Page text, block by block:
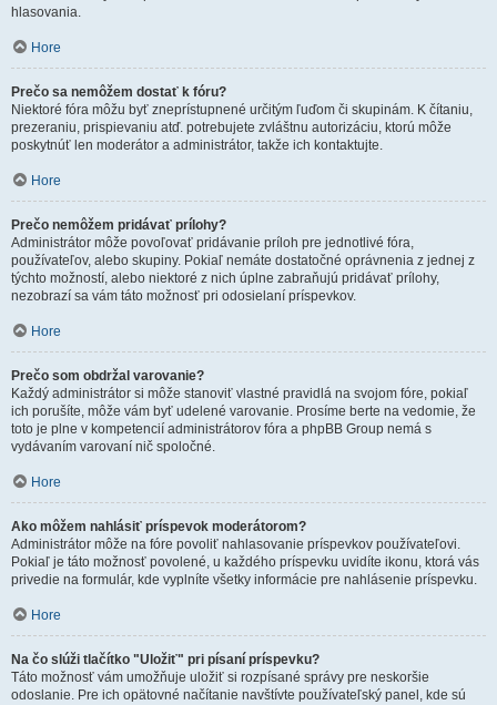
hlasovania.
Hore
Prečo sa nemôžem dostať k fóru?
Niektoré fóra môžu byť zneprístupnené určitým ľuďom či skupinám. K čítaniu,
prezeraniu, prispievaniu atď. potrebujete zvláštnu autorizáciu, ktorú môže
poskytnúť len moderátor a administrátor, takže ich kontaktujte.
Hore
Prečo nemôžem pridávať prílohy?
Administrátor môže povoľovať pridávanie príloh pre jednotlivé fóra,
používateľov, alebo skupiny. Pokiaľ nemáte dostatočné oprávnenia z jednej z
týchto možností, alebo niektoré z nich úplne zabraňujú pridávať prílohy,
nezobrazí sa vám táto možnosť pri odosielaní príspevkov.
Hore
Prečo som obdržal varovanie?
Každý administrátor si môže stanoviť vlastné pravidlá na svojom fóre, pokiaľ
ich porušíte, môže vám byť udelené varovanie. Prosíme berte na vedomie, že
toto je plne v kompetencií administrátorov fóra a phpBB Group nemá s
vydávaním varovaní nič spoločné.
Hore
Ako môžem nahlásiť príspevok moderátorom?
Administrátor môže na fóre povoliť nahlasovanie príspevkov používateľovi.
Pokiaľ je táto možnosť povolené, u každého príspevku uvidíte ikonu, ktorá vás
privedie na formulár, kde vyplníte všetky informácie pre nahlásenie príspevku.
Hore
Na čo slúži tlačítko "Uložiť" pri písaní príspevku?
Táto možnosť vám umožňuje uložiť si rozpísané správy pre neskoršie
odoslanie. Pre ich opätovné načítanie navštívte používateľský panel, kde sú